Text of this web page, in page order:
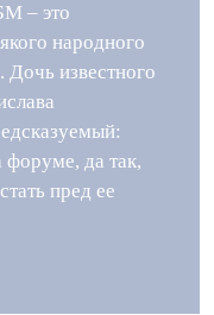
– это
народного
Дочь известного
форуме, да так,
пред ее